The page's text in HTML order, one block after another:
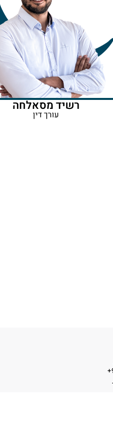
רשיד מסאלחה
עורך דין